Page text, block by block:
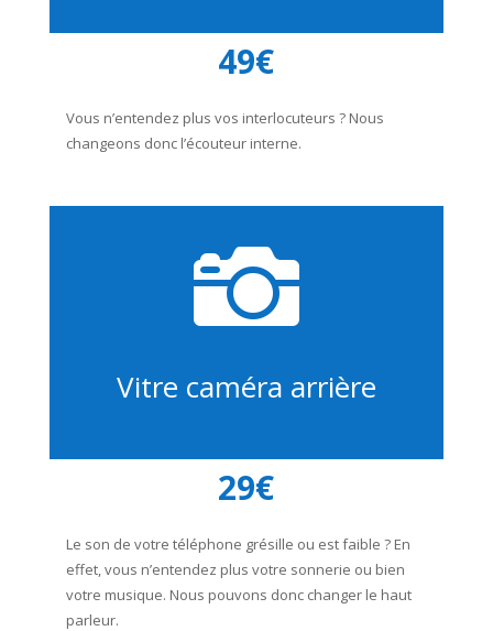
49€
Vous n’entendez plus vos interlocuteurs ? Nous
changeons donc l’écouteur interne.

Vitre caméra arrière
29€
Le son de votre téléphone grésille ou est faible ? En
effet, vous n’entendez plus votre sonnerie ou bien
votre musique. Nous pouvons donc changer le haut
parleur.